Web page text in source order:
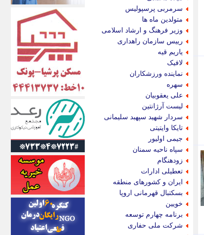
سرمربی پرسپولیس
متولدین ماه ها
وزیر فرهنگ و ارشاد اسلامی
رییس سازمان راهداری
یاریم قیه
لافیک
نماینده ورزشکاران
سهره
علی یعقوبیان
لیست آرژانتین
سردار شهید سپهبد سلیمانی
تایکا وایتیتی
جیمی اولیور
سپاه ناحیه سمنان
زودهنگام
تعطیلی ادارات
ایران و کشورهای منطقه
بسکتبال قهرمانی اروپا
خویین
برنامه چهارم توسعه
شرکت ملی حفاری
اندیشه معاصر
اندیشه ها
انرژی پرس
ای استخدام
ایتنا
ایراف
ایران آرت
ایران آنلاین
ایران زندگی
ایران فوری
ایرانی روز
ایرانیتال
ایرنا
ایسکانیوز
ایسنا
ایکنا
ایلنا
اینتیتر
ایونا نیوز
بازتاب آنلاین
باشگاه خبرنگاران
باغستان نیوز